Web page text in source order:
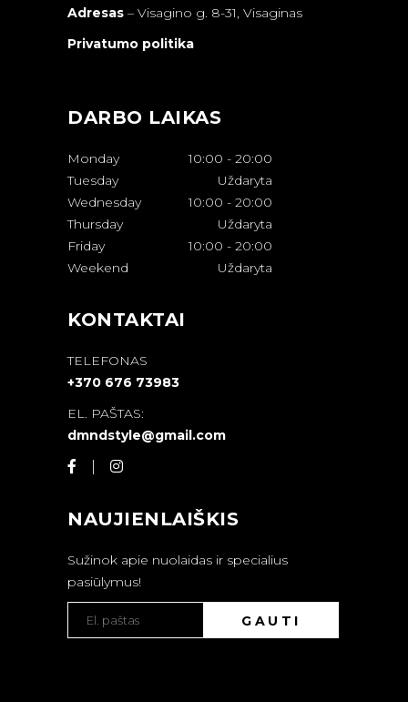
Adresas – Visagino g. 8-31, Visaginas
Privatumo politika
DARBO LAIKAS
Monday 10:00 - 20:00
Tuesday
Uždaryta
Wednesday
10:00 - 20:00
Thursday
Uždaryta
Friday
10:00 - 20:00
Weekend
Uždaryta
KONTAKTAI
TELEFONAS
+370 676 73983
EL. PAŠTAS:
dmndstyle@gmail.com
NAUJIENLAIŠKIS
Sužinok apie nuolaidas ir specialius
pasiūlymus!